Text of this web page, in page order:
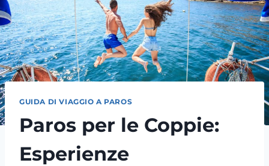
GUIDA DI VIAGGIO A PAROS
Paros per le Coppie:
Esperienze